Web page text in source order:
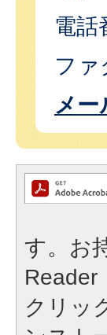
電話
ファ
メー
す。お
Reader
クリッ